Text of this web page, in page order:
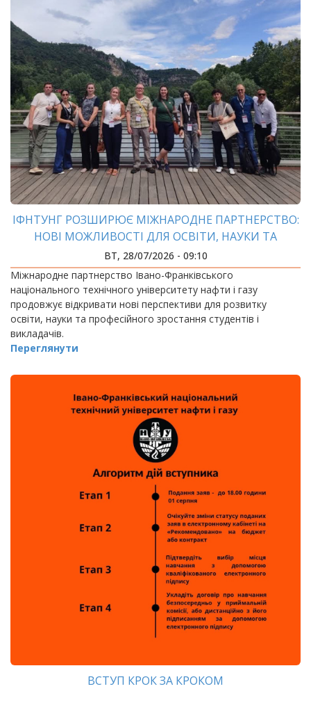
ІФНТУНГ РОЗШИРЮЄ МІЖНАРОДНЕ ПАРТНЕРСТВО:
НОВІ МОЖЛИВОСТІ ДЛЯ ОСВІТИ, НАУКИ ТА
АКАДЕМІЧНОЇ МОБІЛЬНОСТІ
ВТ, 28/07/2026 - 09:10
Міжнародне партнерство Івано-Франківського
національного технічного університету нафти і газу
продовжує відкривати нові перспективи для розвитку
освіти, науки та професійного зростання студентів і
викладачів.
Переглянути
ВСТУП КРОК ЗА КРОКОМ